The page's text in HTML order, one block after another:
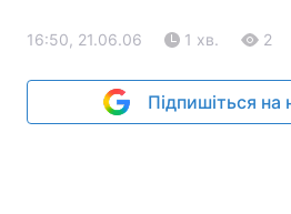
16:50, 21.06.06 1 хв. 2
Підпишіться на